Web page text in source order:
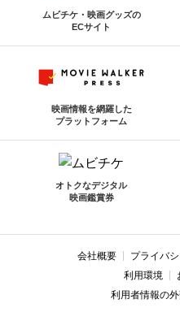
ムビチケ・映画グッズの
ECサイト
映画情報を網羅した
プラットフォーム
オトクなデジタル
映画鑑賞券
会社概要 プライバ
利用環境
利用者情報の